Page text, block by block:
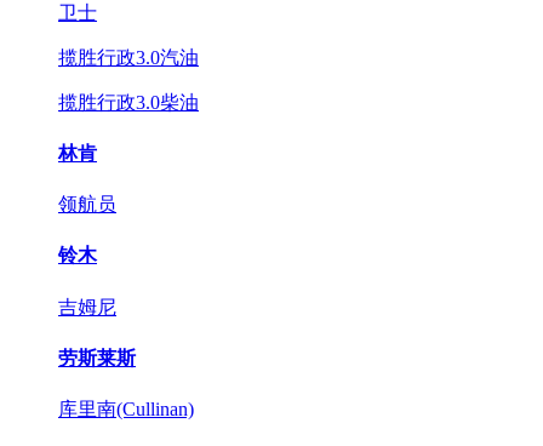
卫士
揽胜行政3.0汽油
揽胜行政3.0柴油
林肯
领航员
铃木
吉姆尼
劳斯莱斯
库里南(Cullinan)